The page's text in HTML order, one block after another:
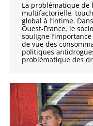
La problématique de
multifactorielle,
global à l’intime.
Ouest-France, le
souligne
de vue des
politiques
problématique des